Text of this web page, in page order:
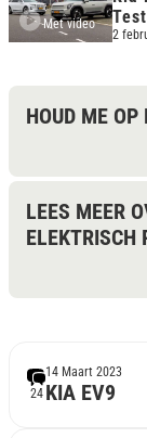
Met video
Test
2
HOUD ME OP
LEES MEER
ELEKTRISCH
24 KIA EV9
14 Maart 2023